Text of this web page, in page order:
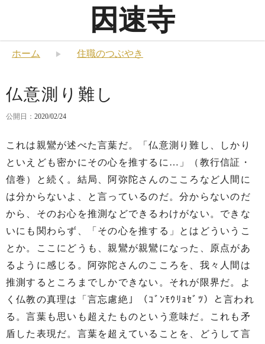
因速寺
ホーム 住職のつぶやき
仏意測り難し
公開日： 2020/02/24
これは親鸞が述べた言葉だ。「仏意測り難し、しかり
といえども密かにその心を推するに…」（教行信証・
信巻）と続く。結局、阿弥陀さんのこころなど人間に
は分からないよ、と言っているのだ。分からないのだ
から、そのお心を推測などできるわけがない。できな
いにも関わらず、「その心を推する」とはどういうこ
とか。ここにどうも、親鸞が親鸞になった、原点があ
るように感じる。阿弥陀さんのこころを、我々人間は
推測するところまでしかできない。それが限界だ。よ
く仏教の真理は「言忘慮絶」（ｺﾞﾝﾓｳﾘｮｾﾞﾂ）と言われ
る。言葉も思いも超えたものという意味だ。これも矛
盾した表現だ。言葉を超えていることを、どうして言